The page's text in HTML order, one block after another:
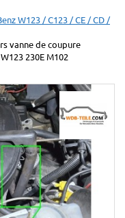
W123 / C123 / CE / CD /
vanne de coupure
230E M102